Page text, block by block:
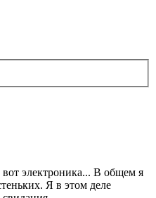
электроника... В общем я
Я в этом деле